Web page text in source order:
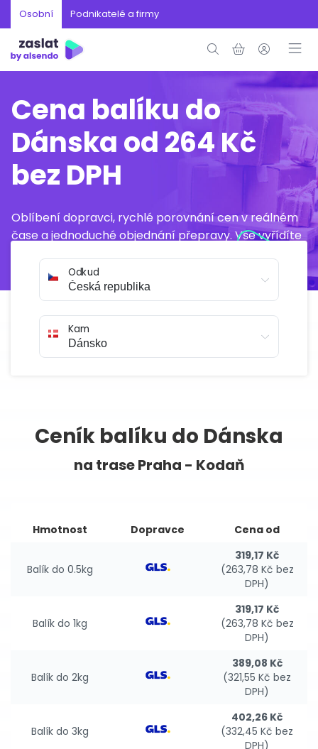
Osobní Podnikatelé a firmy
Cena balíku do
Dánska od 264 Kč
bez DPH
Oblíbení dopravci, rychlé porovnání cen v reálném
čase a jednoduché objednání přepravy. Vše vyřídíte
Odkud
Kam
Ceník balíku do Dánska
na trase Praha - Kodaň
Hmotnost Dopravce Cena od
Balík do 0.5kg
319,17 Kč
(263,78 Kč bez
DPH)
Balík do 1kg
319,17 Kč
(263,78 Kč bez
DPH)
Balík do 2kg
389,08 Kč
(321,55 Kč bez
DPH)
Balík do 3kg
402,26 Kč
(332,45 Kč bez
DPH)